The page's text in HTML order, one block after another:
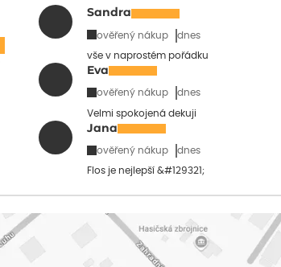
Sandra
ověřený nákup dnes
vše v naprostém pořádku
Eva
ověřený nákup dnes
Velmi spokojená dekuji
Jana
ověřený nákup dnes
Flos je nejlepší &#129321;